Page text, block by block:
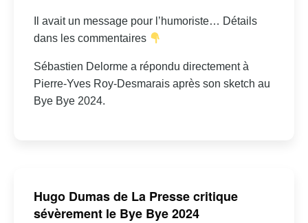
Il avait un message pour l’humoriste… Détails
dans les commentaires
Sébastien Delorme a répondu directement à
Pierre-Yves Roy-Desmarais après son sketch au
Bye Bye 2024.
Hugo Dumas de La Presse critique
sévèrement le Bye Bye 2024